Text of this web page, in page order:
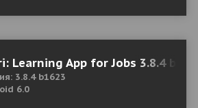
Learning App for Jobs 3.8.4
3.8.4 b1623
6.0